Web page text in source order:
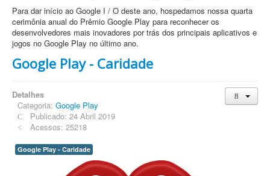
Para dar início ao Google I / O deste ano, hospedamos nossa quarta
cerimônia anual do Prêmio Google Play para reconhecer os
desenvolvedores mais inovadores por trás dos principais aplicativos e
jogos no Google Play no último ano.
Google Play - Caridade
Detalhes
Categoria: Google Play
Publicado: 24 Abril 2019
Acessos: 25218
Google Play - Caridade